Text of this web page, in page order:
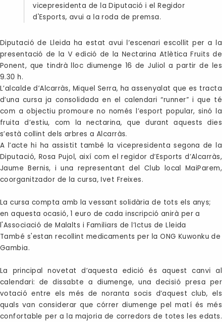
vicepresidenta de la Diputació i el Regidor
d'Esports, avui a la roda de premsa.
Diputació de Lleida ha estat avui l’escenari escollit per a la
presentació de la V edició de la Nectarina Atlètica Fruits de
Ponent, que tindrà lloc diumenge 16 de Juliol a partir de les
9.30 h.
L’alcalde d’Alcarràs, Miquel Serra, ha assenyalat que es tracta
d’una cursa ja consolidada en el calendari “runner” i que té
com a objectiu promoure no només l’esport popular, sinó la
fruita d’estiu, com la nectarina, que durant aquests dies
s’està collint dels arbres a Alcarràs.
A l’acte hi ha assistit també la vicepresidenta segona de la
Diputació, Rosa Pujol, així com el regidor d’Esports d’Alcarràs,
Jaume Bernis, i una representant del Club local MaiParem,
coorganitzador de la cursa, Ivet Freixes.
La cursa compta amb la vessant solidària de tots els anys;
en aquesta ocasió, 1 euro de cada inscripció anirà per a
l'Associació de Malalts i Familiars de l’Ictus de Lleida
També s'estan recollint medicaments per la ONG Kuwonku de
Gambia.
La principal novetat d’aquesta edició és aquest canvi al
calendari: de dissabte a diumenge, una decisió presa per
votació entre els més de noranta socis d’aquest club, els
quals van considerar que córrer diumenge pel matí és més
confortable per a la majoria de corredors de totes les edats.